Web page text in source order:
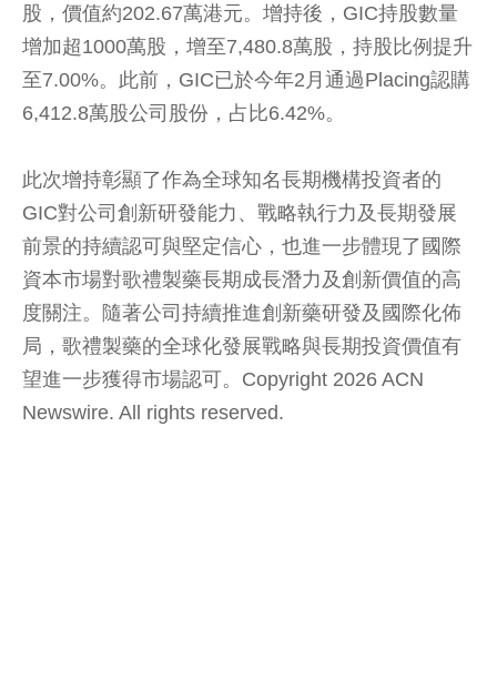
股，價值約202.67萬港元。增持後，GIC持股數量
增加超1000萬股，增至7,480.8萬股，持股比例提升
至7.00%。此前，GIC已於今年2月通過Placing認購
6,412.8萬股公司股份，占比6.42%。
此次增持彰顯了作為全球知名長期機構投資者的
GIC對公司創新研發能力、戰略執行力及長期發展
前景的持續認可與堅定信心，也進一步體現了國際
資本市場對歌禮製藥長期成長潛力及創新價值的高
度關注。隨著公司持續推進創新藥研發及國際化佈
局，歌禮製藥的全球化發展戰略與長期投資價值有
望進一步獲得市場認可。Copyright 2026 ACN
Newswire. All rights reserved.